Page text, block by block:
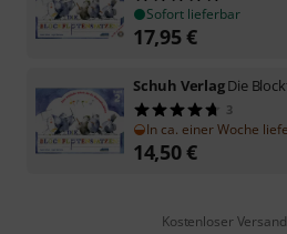
Sofort lieferbar
17,95€
Schuh VerlagDie
3
In ca. einer Woche
14,50€
Kostenloser